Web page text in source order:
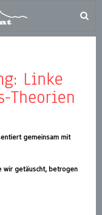
Linke
Theorien
gemeinsam mit
wir getäuscht, betrogen